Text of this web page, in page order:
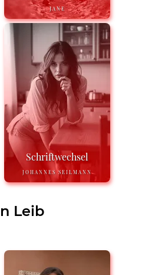
JANE
Schriftwechsel
JOHANNES SEILMANN
Leib